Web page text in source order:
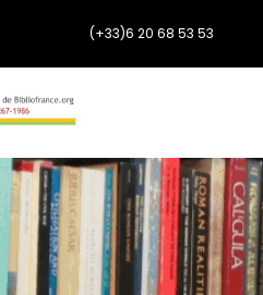
(+33)6 20 68 53 53